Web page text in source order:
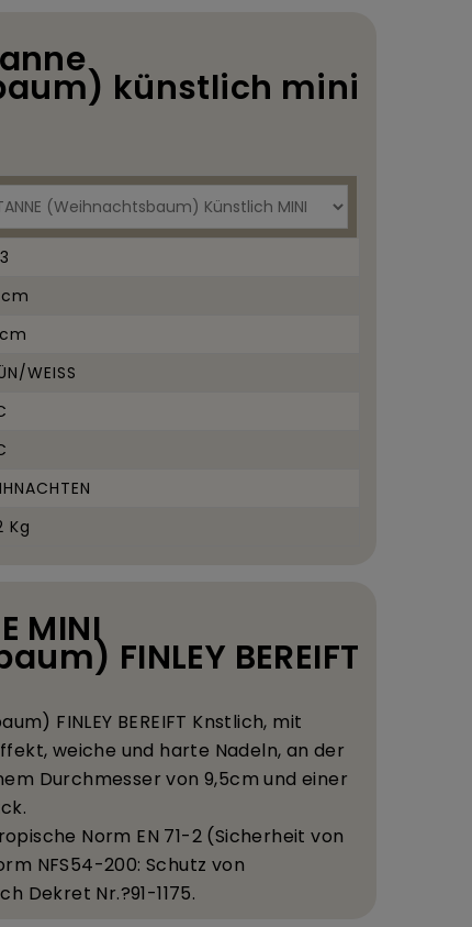
künstlich mini
WEISS
Kg
MINI
FINLEY BEREIFT
FINLEY BEREIFT Knstlich, mit
weiche und harte Nadeln, an der
Durchmesser von 9,5cm und einer
ck.
ische Norm EN 71-2 (Sicherheit von
NFS54-200: Schutz von
Dekret Nr.?91-1175.